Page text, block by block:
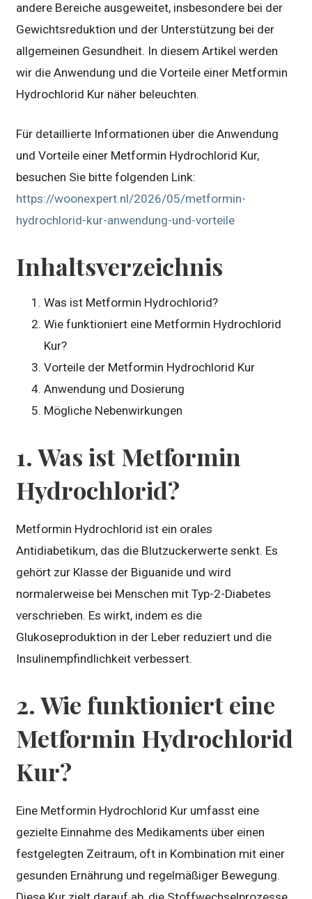
andere Bereiche ausgeweitet, insbesondere bei der
Gewichtsreduktion und der Unterstützung bei der
allgemeinen Gesundheit. In diesem Artikel werden
wir die Anwendung und die Vorteile einer Metformin
Hydrochlorid Kur näher beleuchten.
Für detaillierte Informationen über die Anwendung
und Vorteile einer Metformin Hydrochlorid Kur,
besuchen Sie bitte folgenden Link:
https://woonexpert.nl/2026/05/metformin-
hydrochlorid-kur-anwendung-und-vorteile
Inhaltsverzeichnis
Was ist Metformin Hydrochlorid?
Wie funktioniert eine Metformin Hydrochlorid
Kur?
Vorteile der Metformin Hydrochlorid Kur
Anwendung und Dosierung
Mögliche Nebenwirkungen
1. Was ist Metformin
Hydrochlorid?
Metformin Hydrochlorid ist ein orales
Antidiabetikum, das die Blutzuckerwerte senkt. Es
gehört zur Klasse der Biguanide und wird
normalerweise bei Menschen mit Typ-2-Diabetes
verschrieben. Es wirkt, indem es die
Glukoseproduktion in der Leber reduziert und die
Insulinempfindlichkeit verbessert.
2. Wie funktioniert eine
Metformin Hydrochlorid
Kur?
Eine Metformin Hydrochlorid Kur umfasst eine
gezielte Einnahme des Medikaments über einen
festgelegten Zeitraum, oft in Kombination mit einer
gesunden Ernährung und regelmäßiger Bewegung.